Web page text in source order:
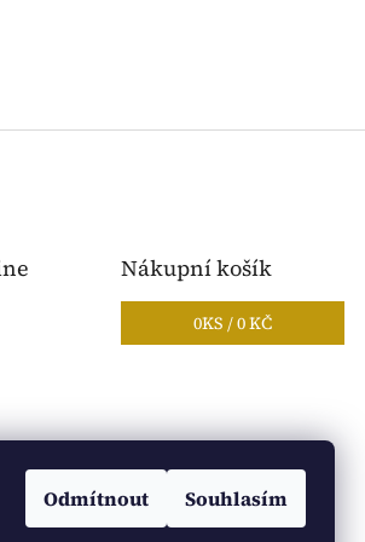
Odmítnout Souhlasím
Nákupní košík
0KS /0 KČ
sbírky